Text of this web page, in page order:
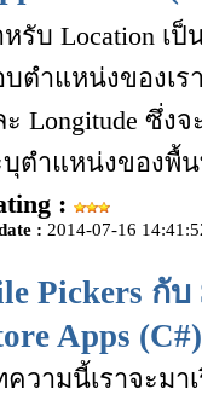
รับ Location เ
บตำแหน่งของเร
ะ Longitude ซึ่ง
บุตำแหน่งของพื้
:
: 2014-07-16
Pickers กับ
Apps (C#)
วามนี้เราจะมา